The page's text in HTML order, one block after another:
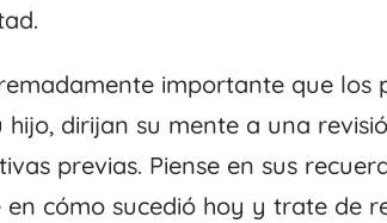
importante que los
hijo, dirijan su mente a una
previas. Piense en sus
en cómo sucedió hoy y trate de